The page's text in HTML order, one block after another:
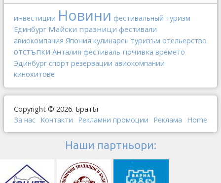
инвестиции Новини фестивальный туризм
Единбург Майски празници фестивали
авиокомпания Япония кулинарен туризъм отельерство
отстъпки Анталия фестиваль почивка времето
Эдинбург спорт резервации авиокомпании
кинохитове
Copyright © 2026. БратБг
За нас Контакти Рекламни промоции Реклама Home
Наши партньори: